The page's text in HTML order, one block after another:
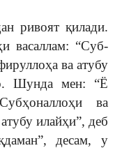
ривоят қилади.
васаллам: “Суб­
ва атубу
Шунда мен: “Ё
ва
илайҳи”, деб
десам, у